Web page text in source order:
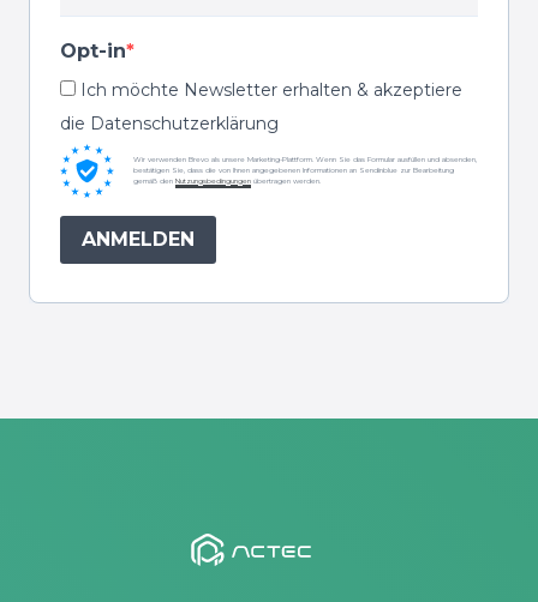
Opt-in
Ich möchte Newsletter erhalten & akzeptiere
die Datenschutzerklärung
Wir verwenden Brevo als unsere Marketing-Plattform. Wenn Sie das Formular ausfüllen und absenden,
bestätigen Sie, dass die von Ihnen angegebenen Informationen an Sendinblue zur Bearbeitung
gemäß den Nutzungsbedingungen übertragen werden.
ANMELDEN